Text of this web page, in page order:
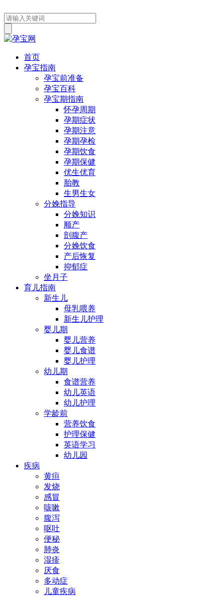
首页
孕宝指南
孕宝前准备
孕宝百科
孕宝期指南
怀孕周期
孕期症状
孕期注意
孕期孕检
孕期饮食
孕期保健
优生优育
胎教
生男生女
分娩指导
分娩知识
顺产
剖腹产
分娩饮食
产后恢复
抑郁症
坐月子
育儿指南
新生儿
母乳喂养
新生儿护理
婴儿期
婴儿营养
婴儿食谱
婴儿护理
幼儿期
食谱营养
幼儿英语
幼儿护理
学龄前
营养饮食
护理保健
英语学习
幼儿园
疾病
黄疸
发烧
感冒
咳嗽
腹泻
呕吐
便秘
肺炎
湿疹
厌食
多动症
儿童疾病